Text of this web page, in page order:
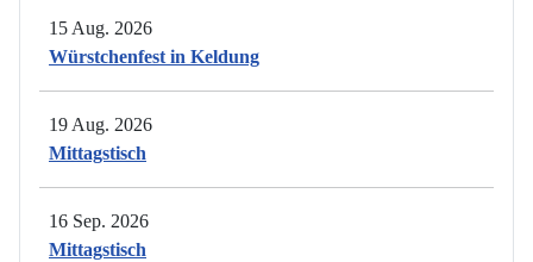
15 Aug. 2026
Würstchenfest in Keldung
19 Aug. 2026
Mittagstisch
16 Sep. 2026
Mittagstisch